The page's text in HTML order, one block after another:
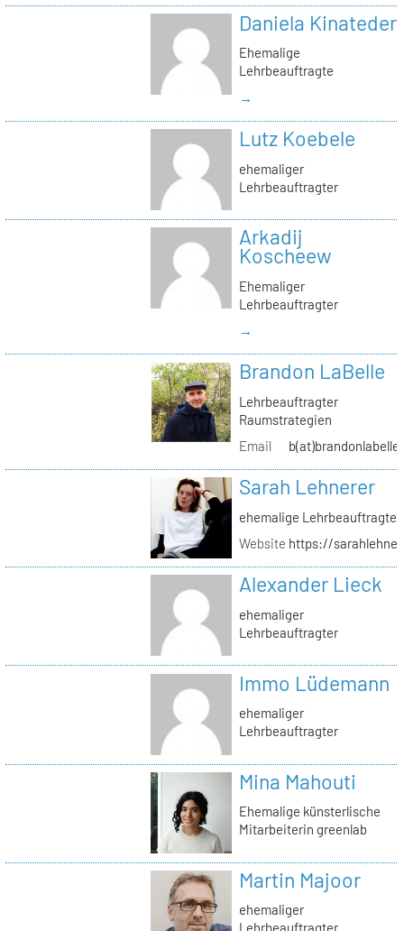
Daniela Kinateder
Ehemalige
Lehrbeauftragte
→
Lutz Koebele
ehemaliger
Lehrbeauftragter
Arkadij
Koscheew
Ehemaliger
Lehrbeauftragter
→
Brandon LaBelle
Lehrbeauftragter
Raumstrategien
Email
Sarah Lehnerer
ehemalige Lehrbeauftragte
Website https://
Alexander Lieck
ehemaliger
Lehrbeauftragter
Immo Lüdemann
ehemaliger
Lehrbeauftragter
Mina Mahouti
Ehemalige künsterlische
Mitarbeiterin greenlab
Martin Majoor
ehemaliger